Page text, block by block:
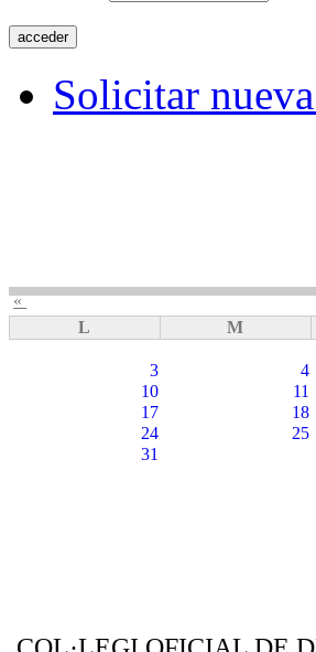
Solicitar
«
L
M
3 4
10
11
17
18
24
25
31